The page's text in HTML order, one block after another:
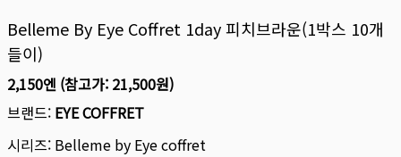
Belleme By Eye Coffret 1day 피치브라운(1박스 10개
들이)
2,150엔 (참고가: 21,500원)
브랜드: EYE COFFRET
시리즈: Belleme by Eye coffret